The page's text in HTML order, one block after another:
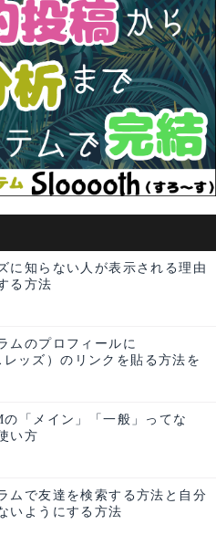
に知らない人が表示される理由
る方法
ムのプロフィールに
レッズ）のリンクを貼る方法を
の「メイン」「一般」ってな
い方
ムで友達を検索する方法と自分
いようにする方法